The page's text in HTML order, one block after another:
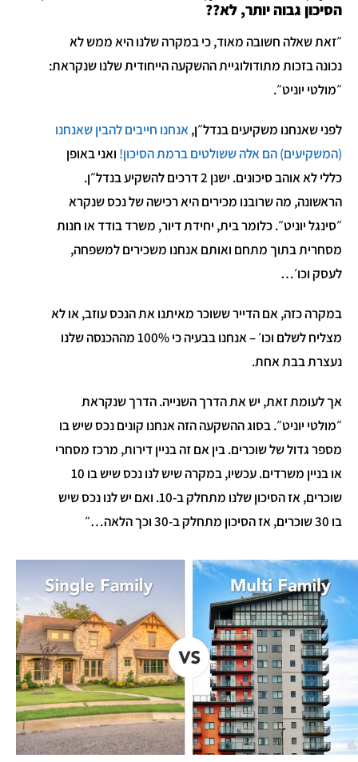
הסיכון גבוה יותר, לא??
״זאת שאלה חשובה מאוד, כי במקרה שלנו היא ממש לא
נכונה בזכות מתודולוגיית ההשקעה הייחודית שלנו שנקראת:
״מולטי יוניט״.
לפני שאנחנו משקיעים בנדל״ן,אנחנו חייבים להבין שאנחנו
(המשקיעים) הם אלה ששולטים ברמת הסיכון! ואני באופן
כללי לא אוהב סיכונים. ישנן 2 דרכים להשקיע בנדל״ן.
הראשונה, מה שרובנו מכירים היא רכישה של נכס שנקרא
״סינגל יוניט״. כלומר בית, יחידת דיור, משרד בודד או חנות
מסחרית בתוך מתחם ואותם אנחנו משכירים למשפחה,
לעסק וכו׳…
במקרה כזה, אם הדייר ששוכר מאיתנו את הנכס עוזב, או לא
מצליח לשלם וכו׳ – אנחנו בבעיה כי 100% מההכנסה שלנו
נעצרת בבת אחת.
אך לעומת זאת, יש את הדרך השנייה. הדרך שנקראת
״מולטי יוניט״. בסוג ההשקעה הזה אנחנו קונים נכס שיש בו
מספר גדול של שוכרים. בין אם זה בניין דירות, מרכז מסחרי
או בניין משרדים. עכשיו, במקרה שיש לנו נכס שיש בו 10
שוכרים, אז הסיכון שלנו מתחלק ב-10. ואם יש לנו נכס שיש
בו 30 שוכרים, אז הסיכון מתחלק ב-30 וכך הלאה…״